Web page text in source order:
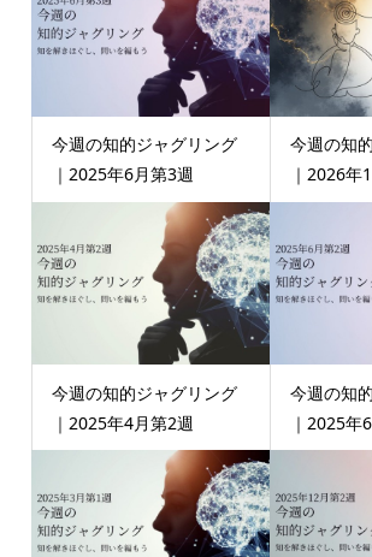
今週の知的ジャグリング
｜2025年6月第3週
今週の知
｜2026年
今週の知的ジャグリング
｜2025年4月第2週
今週の知
｜2025